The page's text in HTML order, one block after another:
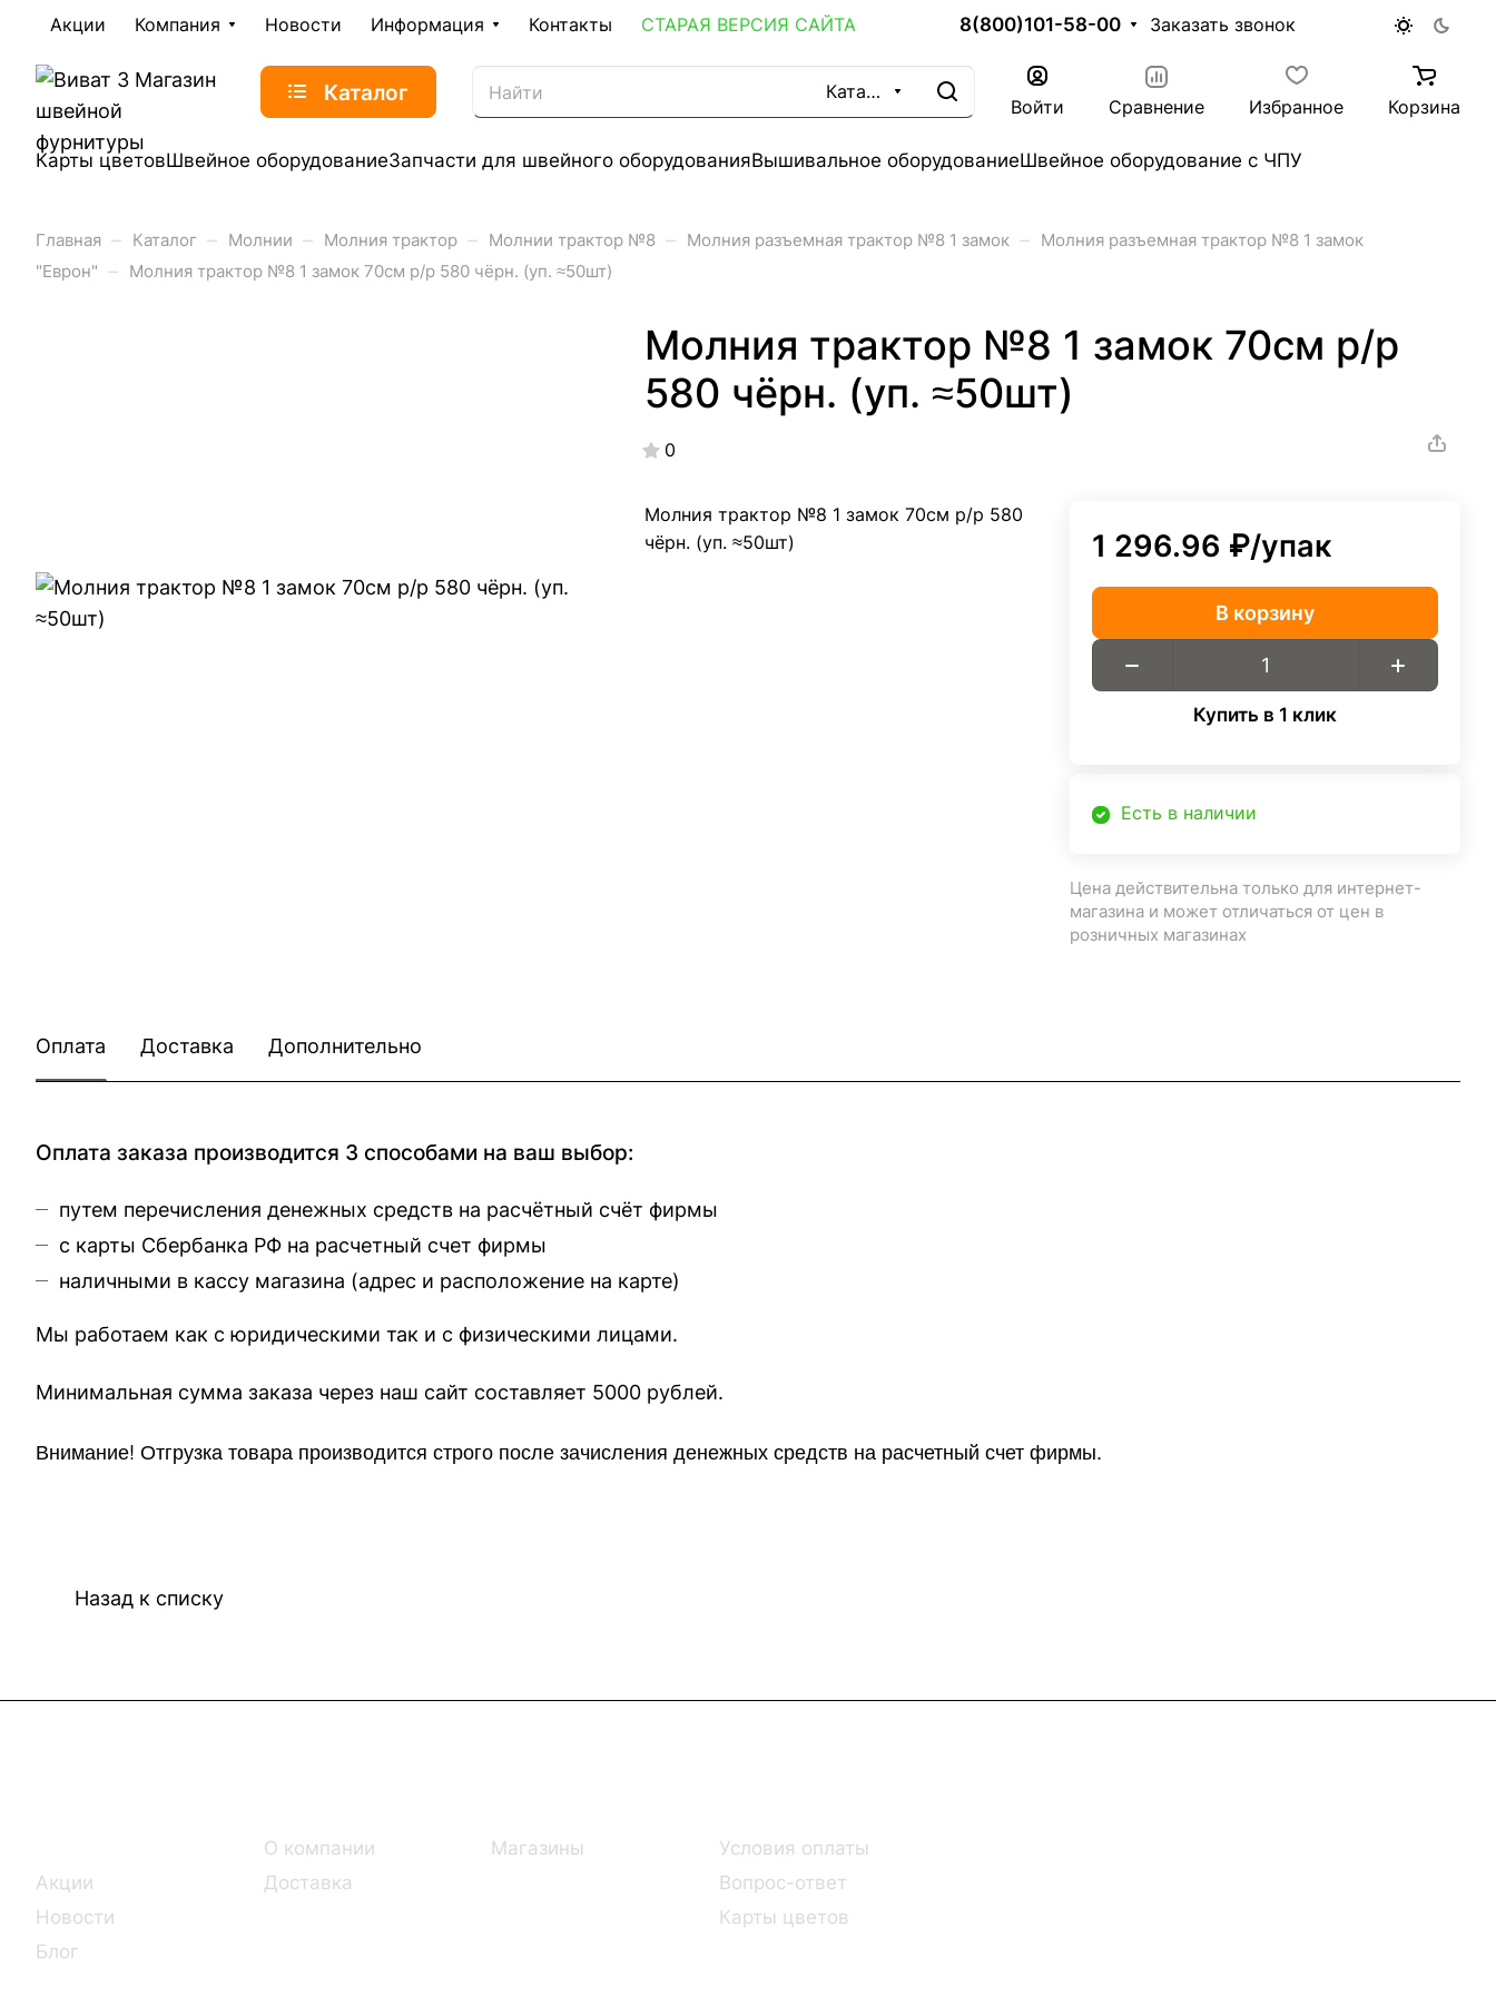
Акции Компания Новости Информация Контакты СТАРАЯ ВЕРСИЯ САЙТА 8(800)101-58-00 Заказать звонок
Каталог Каталог
Войти Сравнение Избранное Корзина
Карты цветовШвейное оборудованиеЗапчасти для швейного оборудованияВышивальное оборудованиеШвейное оборудование с ЧПУ
Главная – Каталог – Молнии – Молния трактор – Молнии трактор №8 – Молния разъемная трактор №8 1 замок –
Молния разъемная трактор №8 1 замок
"Еврон" – Молния трактор №8 1 замок 70см р/р 580 чёрн. (уп. ≈50шт)
Молния трактор №8 1 замок 70см р/р
580 чёрн. (уп. ≈50шт)
0
Молния трактор №8 1 замок 70см р/р 580
чёрн. (уп. ≈50шт)
1 296.96 ₽/упак
В корзину
Купить в 1 клик
Есть в наличии
Цена действительна только для интернет-
магазина и может отличаться от цен в
розничных магазинах
Оплата Доставка Дополнительно
Оплата заказа производится 3 способами на ваш выбор:
путем перечисления денежных средств на расчётный счёт фирмы
с карты Сбербанка РФ на расчетный счет фирмы
наличными в кассу магазина (адрес и расположение на карте)
Мы работаем как с юридическими так и с физическими лицами.
Минимальная сумма заказа через наш сайт составляет 5000 рублей.
Внимание! Отгрузка товара производится строго после зачисления денежных средств на расчетный счет фирмы.
Назад к списку
Акции
Новости
Блог
О компании
Доставка
Магазины
Условия оплаты
Вопрос-ответ
Карты цветов